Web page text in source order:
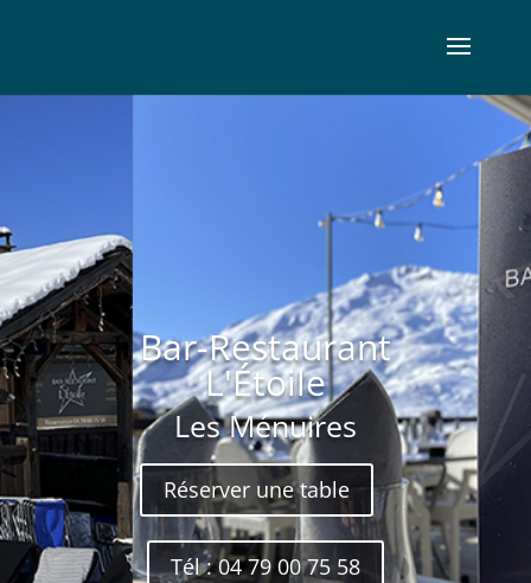
Bar-Restaurant
L'Étoile
Les Ménuires
Réserver une table
Tél : 04 79 00 75 58